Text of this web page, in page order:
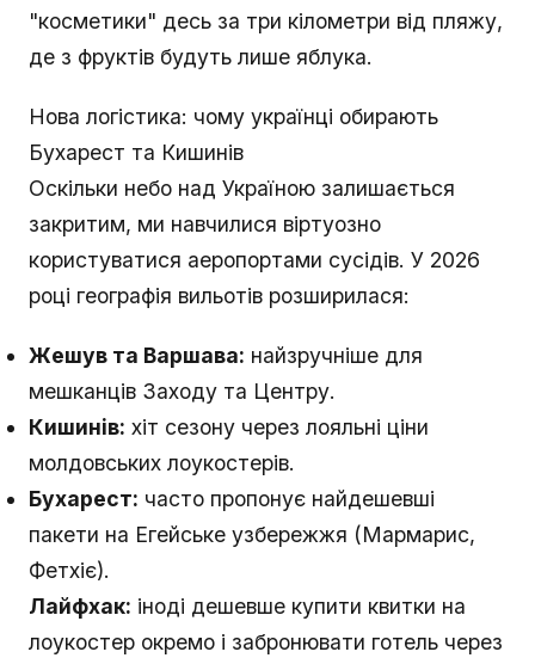
"косметики" десь за три кілометри від пляжу,
де з фруктів будуть лише яблука.
Нова логістика: чому українці обирають
Бухарест та Кишинів
Оскільки небо над Україною залишається
закритим, ми навчилися віртуозно
користуватися аеропортами сусідів. У 2026
році географія вильотів розширилася:
Жешув та Варшава: найзручніше для
мешканців Заходу та Центру.
Кишинів: хіт сезону через лояльні ціни
молдовських лоукостерів.
Бухарест: часто пропонує найдешевші
пакети на Егейське узбережжя (Мармарис,
Фетхіє).
Лайфхак: іноді дешевше купити квитки на
лоукостер окремо і забронювати готель через